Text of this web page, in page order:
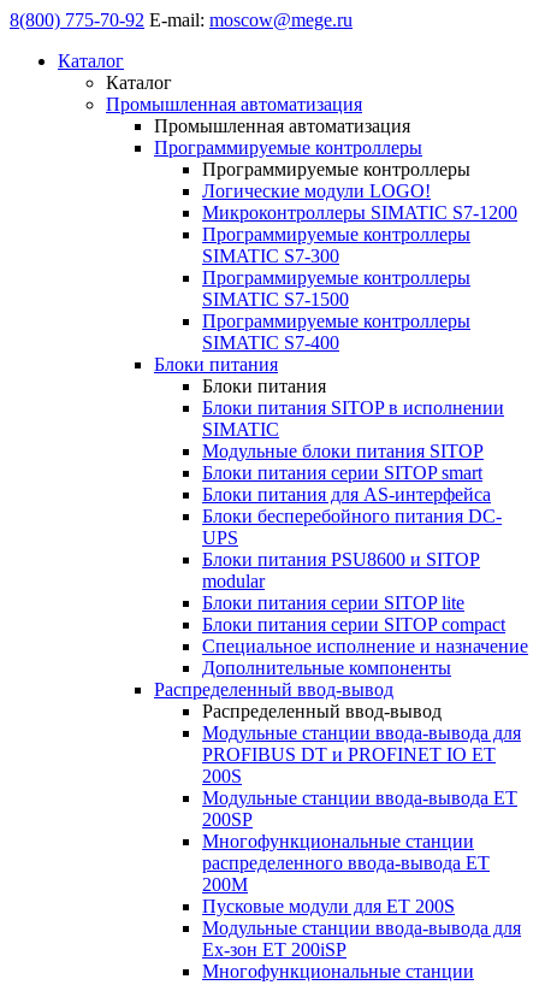
8(800) 775-70-92 E-mail: moscow@mege.ru
Каталог
Каталог
Промышленная автоматизация
Промышленная автоматизация
Программируемые контроллеры
Программируемые контроллеры
Логические модули LOGO!
Микроконтроллеры SIMATIC S7-1200
Программируемые контроллеры
SIMATIC S7-300
Программируемые контроллеры
SIMATIC S7-1500
Программируемые контроллеры
SIMATIC S7-400
Блоки питания
Блоки питания
Блоки питания SITOP в исполнении
SIMATIC
Модульные блоки питания SITOP
Блоки питания серии SITOP smart
Блоки питания для AS-интерфейса
Блоки бесперебойного питания DC-
UPS
Блоки питания PSU8600 и SITOP
modular
Блоки питания серии SITOP lite
Блоки питания серии SITOP compact
Специальное исполнение и назначение
Дополнительные компоненты
Распределенный ввод-вывод
Распределенный ввод-вывод
Модульные станции ввода-вывода для
PROFIBUS DT и PROFINET IO ET
200S
Модульные станции ввода-вывода ET
200SP
Многофункциональные станции
распределенного ввода-вывода ET
200M
Пусковые модули для ET 200S
Модульные станции ввода-вывода для
Ex-зон ET 200iSP
Многофункциональные станции